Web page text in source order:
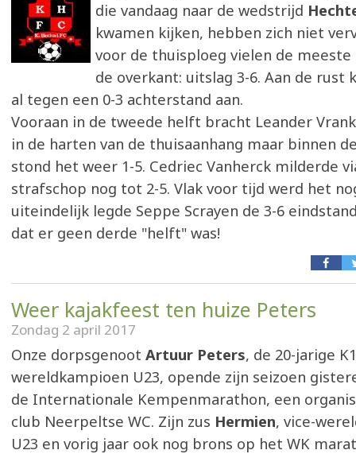
die vandaag naar de wedstrijd
kwamen kijken, hebben zich niet
voor de thuisploeg vielen de
de overkant: uitslag 3-6. Aan de rust
al tegen een 0-3 achterstand aan.
Vooraan in de tweede helft bracht Leander
in de harten van de thuisaanhang maar binnen
stond het weer 1-5. Cedriec Vanherck milderde
strafschop nog tot 2-5. Vlak voor tijd werd het
uiteindelijk legde Seppe Scrayen de 3-6
dat er geen derde "helft" was!
Weer kajakfeest ten huize Peters
Zondag 2 april 2017
Onze dorpsgenoot Artuur Peters, de 20-jarige
wereldkampioen U23, opende zijn seizoen
de Internationale Kempenmarathon, een
club Neerpeltse WC. Zijn zus Hermien, vice-
U23 en vorig jaar ook nog brons op het WK